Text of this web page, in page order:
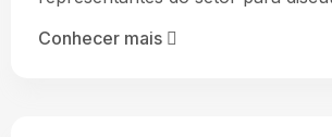
Conhecer mais